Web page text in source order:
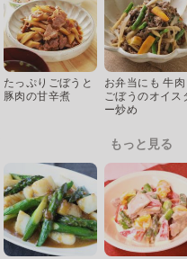
たっぷりごぼうと
豚肉の甘辛煮
お弁当にも 牛
ごぼうのオイス
ー炒め
もっと見る